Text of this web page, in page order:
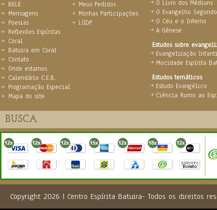
O Livro dos Médiuns
O Evangelho
O Céu e o Inferno
A Gênese
Estudos sobre
Evangelização
Mocidade Espírita
Estudos temáticos
Estudo Evangélico
Ciência Rumo ao
BELE
Mensagens
Poesias
Reflexões Espíritas
Coral
Batuira em Coral
Contato
Onde estamos
Calendário C.E.B.
Programação Especial
Mapa do site
Meus Pedidos
Minhas Participações
LGDP
Copyright 2026 | Centro Espírita Batuira- Todos os